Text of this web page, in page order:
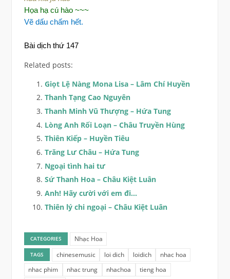
Họa hạ cú hào ~~~
Vẽ dấu chấm hết.
Bài dịch thứ 147
Related posts:
Giọt Lệ Nàng Mona Lisa – Lâm Chí Huyền
Thanh Tạng Cao Nguyên
Thanh Minh Vũ Thượng – Hứa Tung
Lòng Anh Rối Loạn – Châu Truyền Hùng
Thiên Kiếp – Huyền Tiêu
Trăng Lư Châu – Hứa Tung
Ngoại tình hai tư
Sứ Thanh Hoa – Châu Kiệt Luân
Anh! Hãy cười với em đi…
Thiên lý chi ngoại – Châu Kiệt Luân
CATEGORIES Nhạc Hoa
TAGS chinesemusic loi dich loidich
nhac hoa
nhac phim
nhac trung nhachoa
tieng hoa